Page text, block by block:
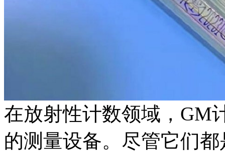
在放射性计数领域，GM
的测量设备。尽管它们